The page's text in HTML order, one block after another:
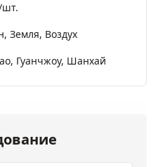
Земля, Воздух
Гуанчжоу, Шанхай